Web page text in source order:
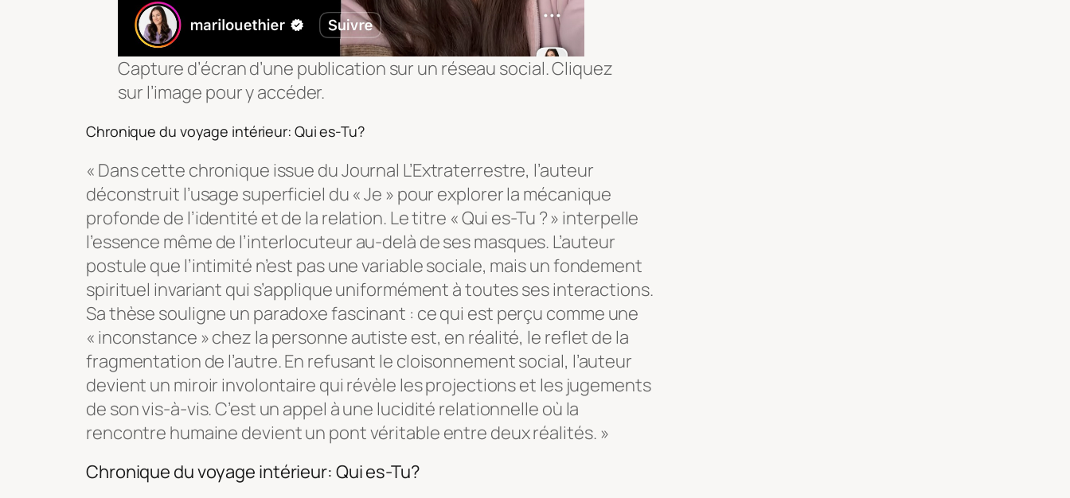
Capture d’écran d’une publication sur un réseau social. Cliquez
sur l’image pour y accéder.
Chronique du voyage intérieur: Qui es-Tu?
« Dans cette chronique issue du Journal L’Extraterrestre, l’auteur
déconstruit l’usage superficiel du « Je » pour explorer la mécanique
profonde de l’identité et de la relation. Le titre « Qui es-Tu ? » interpelle
l’essence même de l’interlocuteur au-delà de ses masques. L’auteur
postule que l’intimité n’est pas une variable sociale, mais un fondement
spirituel invariant qui s’applique uniformément à toutes ses interactions.
Sa thèse souligne un paradoxe fascinant : ce qui est perçu comme une
« inconstance » chez la personne autiste est, en réalité, le reflet de la
fragmentation de l’autre. En refusant le cloisonnement social, l’auteur
devient un miroir involontaire qui révèle les projections et les jugements
de son vis-à-vis. C’est un appel à une lucidité relationnelle où la
rencontre humaine devient un pont véritable entre deux réalités. »
Chronique du voyage intérieur: Qui es-Tu?